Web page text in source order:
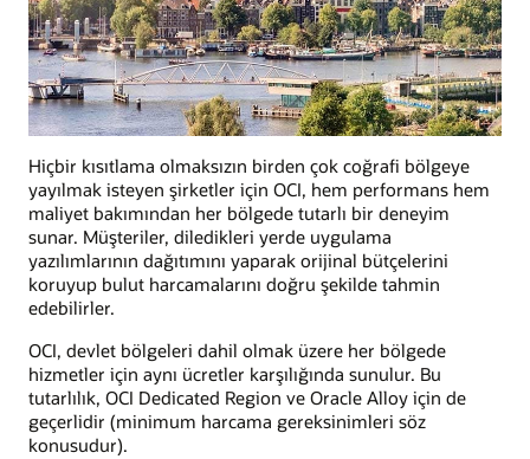
Hiçbir kısıtlama olmaksızın birden çok coğrafi bölgeye
yayılmak isteyen şirketler için OCI, hem performans hem
maliyet bakımından her bölgede tutarlı bir deneyim
sunar. Müşteriler, diledikleri yerde uygulama
yazılımlarının dağıtımını yaparak orijinal bütçelerini
koruyup bulut harcamalarını doğru şekilde tahmin
edebilirler.
OCI, devlet bölgeleri dahil olmak üzere her bölgede
hizmetler için aynı ücretler karşılığında sunulur. Bu
tutarlılık, OCI Dedicated Region ve Oracle Alloy için de
geçerlidir (minimum harcama gereksinimleri söz
konusudur).